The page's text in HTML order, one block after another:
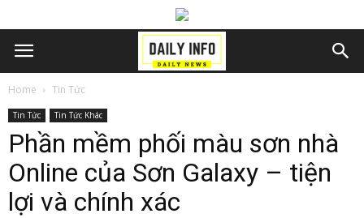
Home Tin Tức
Tin Tức Tin Tức Khác
Phần mềm phối màu sơn nhà
Online của Sơn Galaxy – tiện
lợi và chính xác